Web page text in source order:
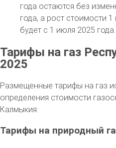
года остаются без
года, а рост стоимости
будет с 1 июля 2025 года.
Тарифы на газ
2025
Размещенные тарифы на газ
определения стоимости
Калмыкия.
Тарифы на природный